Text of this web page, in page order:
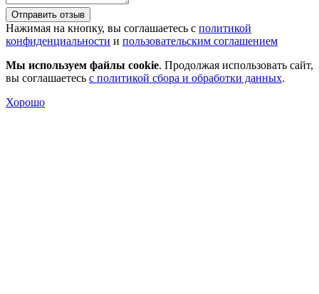
Отправить отзыв
Нажимая на кнопку, вы соглашаетесь с политикой
конфиденциальности и пользовательским соглашением
Мы используем файлы cookie. Продолжая использовать сайт,
вы соглашаетесь с политикой сбора и обработки данных.
Хорошо